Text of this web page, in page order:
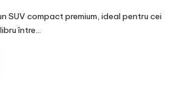
SUV compact premium, ideal pentru cei
între…